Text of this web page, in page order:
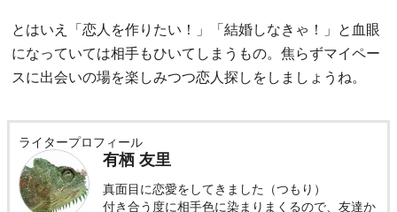
とはいえ「恋人を作りたい！」「結婚しなきゃ！」と血眼
になっていては相手もひいてしまうもの。焦らずマイペー
スに出会いの場を楽しみつつ恋人探しをしましょうね。
ライタープロフィール
有栖 友里
真面目に恋愛をしてきました（つもり）
付き合う度に相手色に染まりまくるので、友達か